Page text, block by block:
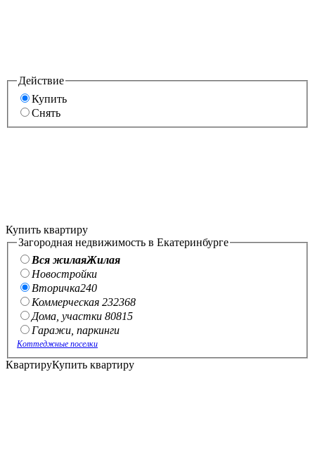
Действие
Купить
Снять
Купить квартиру
Загородная недвижимость в Екатеринбурге
Вся жилаяЖилая
Новостройки
Вторичка240
Коммерческая 232368
Дома, участки 80815
Гаражи, паркинги
Коттеджные поселки
КвартируКупить квартиру